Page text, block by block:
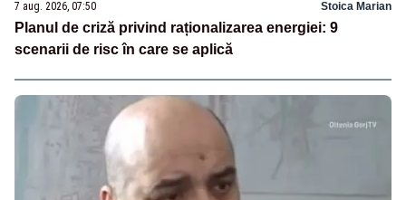
7 aug. 2026, 07:50 Stoica Marian
Planul de criză privind raționalizarea energiei: 9
scenarii de risc în care se aplică